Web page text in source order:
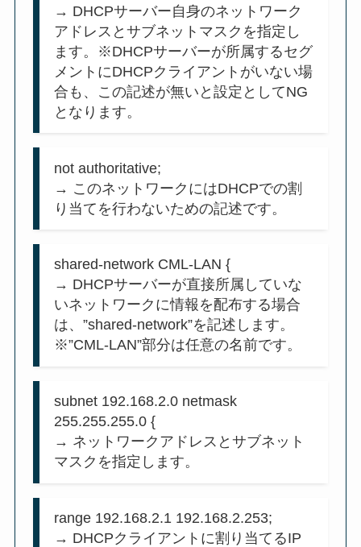
→ DHCPサーバー自身のネットワーク
アドレスとサブネットマスクを指定し
ます。※DHCPサーバーが所属するセグ
メントにDHCPクライアントがいない場
合も、この記述が無いと設定としてNG
となります。
not authoritative;
→ このネットワークにはDHCPでの割
り当てを行わないための記述です。
shared-network CML-LAN {
→ DHCPサーバーが直接所属していな
いネットワークに情報を配布する場合
は、”shared-network”を記述します。
※”CML-LAN”部分は任意の名前です。
subnet 192.168.2.0 netmask
255.255.255.0 {
→ ネットワークアドレスとサブネット
マスクを指定します。
range 192.168.2.1 192.168.2.253;
→ DHCPクライアントに割り当てるIP